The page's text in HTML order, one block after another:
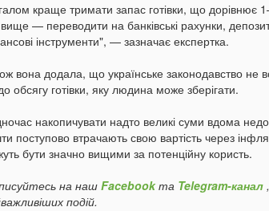
краще тримати запас готівки, що дорівнює
— переводити на банківські рахунки,
інструменти", — зазначає експертка.
вона додала, що українське законодавство
обсягу готівки, яку людина може зберігати.
накопичувати надто великі суми вдома
поступово втрачають свою вартість через
бути значно вищими за потенційну користь.
на нашFacebookта Telegram-канал
подій.